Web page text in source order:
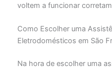
voltem a funcionar
Como Escolher uma
Eletrodomésticos em São
Na hora de escolher uma